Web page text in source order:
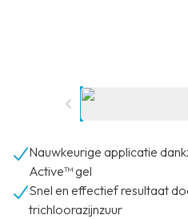
Nauwkeurige applicatie
Active™ gel
Snel en effectief resultaat
trichloorazijnzuur